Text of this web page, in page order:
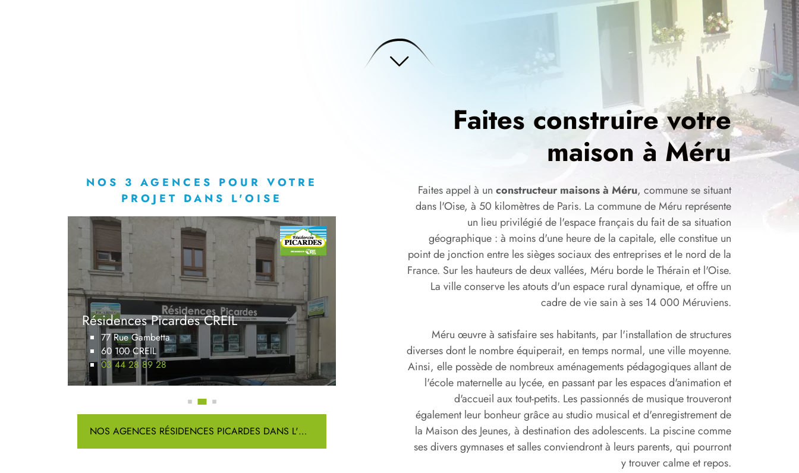
Faites construire votre
maison à Méru
Faites appel à un constructeur maisons à Méru, commune se situant
dans l'Oise, à 50 kilomètres de Paris. La commune de Méru représente
un lieu privilégié de l'espace français du fait de sa situation
géographique : à moins d'une heure de la capitale, elle constitue un
point de jonction entre les sièges sociaux des entreprises et le nord de la
France. Sur les hauteurs de deux vallées, Méru borde le Thérain et l'Oise.
La ville conserve les atouts d'un espace rural dynamique, et offre un
cadre de vie sain à ses 14 000 Méruviens.
Méru œuvre à satisfaire ses habitants, par l'installation de structures
diverses dont le nombre équiperait, en temps normal, une ville moyenne.
Ainsi, elle possède de nombreux aménagements pédagogiques allant de
l'école maternelle au lycée, en passant par les espaces d'animation et
d'accueil aux tout-petits. Les passionnés de musique trouveront
également leur bonheur grâce au studio musical et d'enregistrement de
la Maison des Jeunes, à destination des adolescents. La piscine comme
ses divers gymnases et salles conviendront à leurs parents, qui pourront
y trouver calme et repos.
NOS 3 AGENCES POUR VOTRE
PROJET DANS L'OISE
Résidences Picardes CREIL
77 Rue Gambetta
60 100 CREIL
03 44 28 89 28
Résidences Picardes WARLUIS
38 Route Nationale 1
60 430 Warluis
03 44 03 37 39
NOS AGENCES RÉSIDENCES PICARDES DANS L'OISE